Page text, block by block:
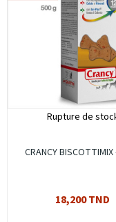
Rupture de
CRANCY
18,200 TND